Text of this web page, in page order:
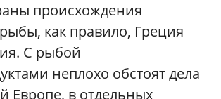
происхождения
как правило, Греция
С рыбой
неплохо обстоят дела
Европе, в отдельных